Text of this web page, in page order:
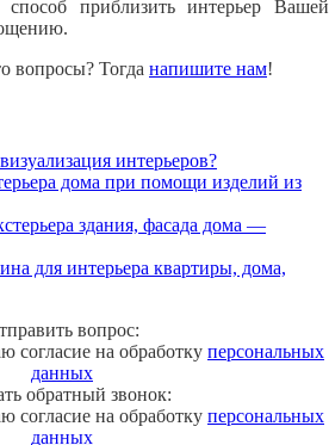
приблизить интерьер Вашей
вопросы? Тогда напишите нам!
интерьеров?
дома при помощи изделий из
здания, фасада дома —
для интерьера квартиры, дома,
вопрос:
согласие на обработку персональных
данных
обратный звонок:
согласие на обработку персональных
данных